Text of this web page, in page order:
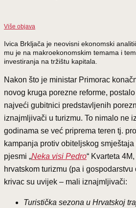
Više objava
Ivica Brkljača je neovisni ekonomski
mu je na makroekonomskim temama i
investiranja na tržištu kapitala.
Nakon što je ministar Primorac
novog kruga porezne reforme,
najveći gubitnici predstavljenih
iznajmljivači u turizmu. To nimalo ne
godinama se već priprema teren tj.
kampanja protiv obiteljskog
pjesmi „Neka visi Pedro“ Kvarteta
hrvatskom turizmu (pa i
krivac su uvijek – mali iznajmljivači:
Turistička sezona u Hrvatskoj